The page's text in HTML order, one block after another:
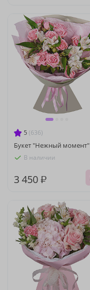
5 (636)
Букет "Нежный момент"
В наличии
3 450 ₽